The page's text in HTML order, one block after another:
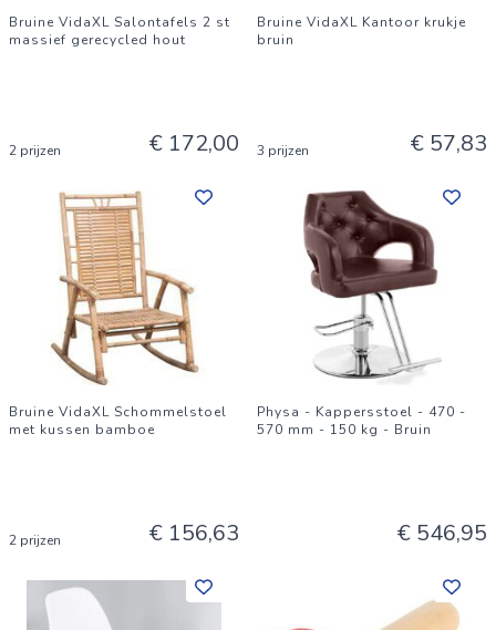
Bruine VidaXL Salontafels 2 st
massief gerecycled hout
2 prijzen € 172,00
Bruine VidaXL Kantoor krukje
bruin
3 prijzen € 57,83
Bruine VidaXL Schommelstoel
met kussen bamboe
2 prijzen € 156,63
Physa - Kappersstoel - 470 -
570 mm - 150 kg - Bruin
€ 546,95